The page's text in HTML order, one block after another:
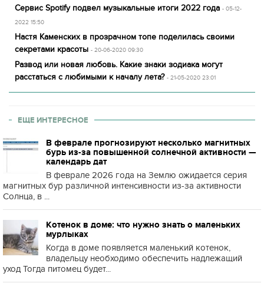
Сервис Spotify подвел музыкальные итоги 2022 года - 05-12-
2022 15:50
Настя Каменских в прозрачном топе поделилась своими
секретами красоты - 20-06-2020 09:30
Развод или новая любовь. Какие знаки зодиака могут
расстаться с любимыми к началу лета? - 21-05-2020 23:01
ЕЩЕ ИНТЕРЕСНОЕ
В феврале прогнозируют несколько магнитных
бурь из-за повышенной солнечной активности —
календарь дат
В феврале 2026 года на Землю ожидается серия
магнитных бур различной интенсивности из-за активности
Солнца, в ...
Котенок в доме: что нужно знать о маленьких
мурлыках
Когда в доме появляется маленький котенок,
владельцу необходимо обеспечить надлежащий
уход Тогда питомец будет...